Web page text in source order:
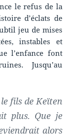
le refus de la
d’éclats de
jeu de mises
instables et
l’enfance font
Jusqu’au
fils de Keïten
plus. Que je
alors